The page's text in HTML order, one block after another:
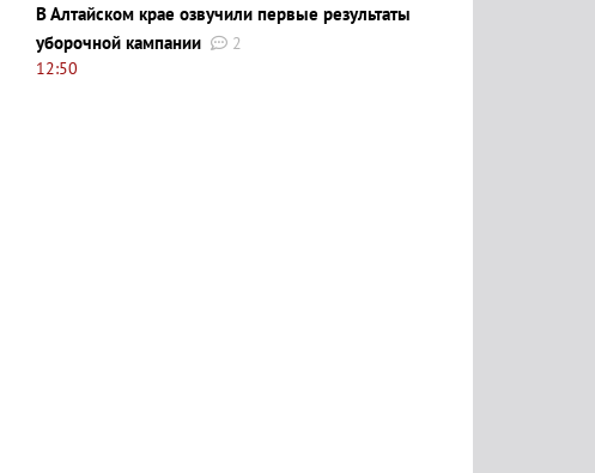
В Алтайском крае озвучили первые результаты
уборочной кампании
2
12:50